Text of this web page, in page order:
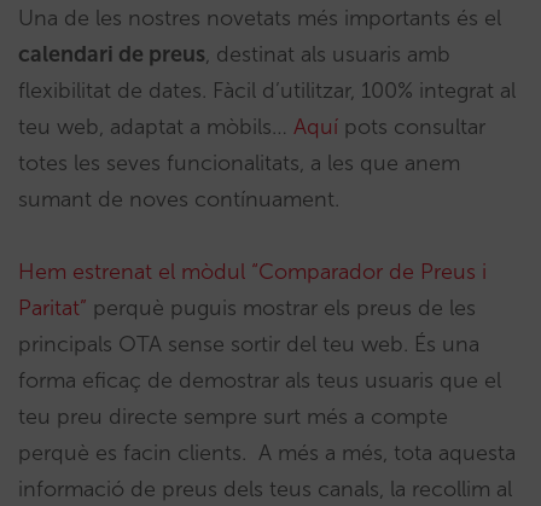
Una de les nostres novetats més importants és el
calendari de preus, destinat als usuaris amb
flexibilitat de dates. Fàcil d’utilitzar, 100% integrat al
teu web, adaptat a mòbils… Aquí pots consultar
totes les seves funcionalitats, a les que anem
sumant de noves contínuament.
Hem estrenat el mòdul “Comparador de Preus i
Paritat” perquè puguis mostrar els preus de les
principals OTA sense sortir del teu web. És una
forma eficaç de demostrar als teus usuaris que el
teu preu directe sempre surt més a compte
perquè es facin clients. A més a més, tota aquesta
informació de preus dels teus canals, la recollim al